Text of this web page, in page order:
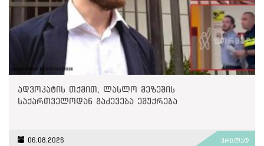
ადვოკატის თქმით, ლასლო მეზეშის
საქართველოდან გაძევება ემუქრება
06.08.2026 ვრცლად